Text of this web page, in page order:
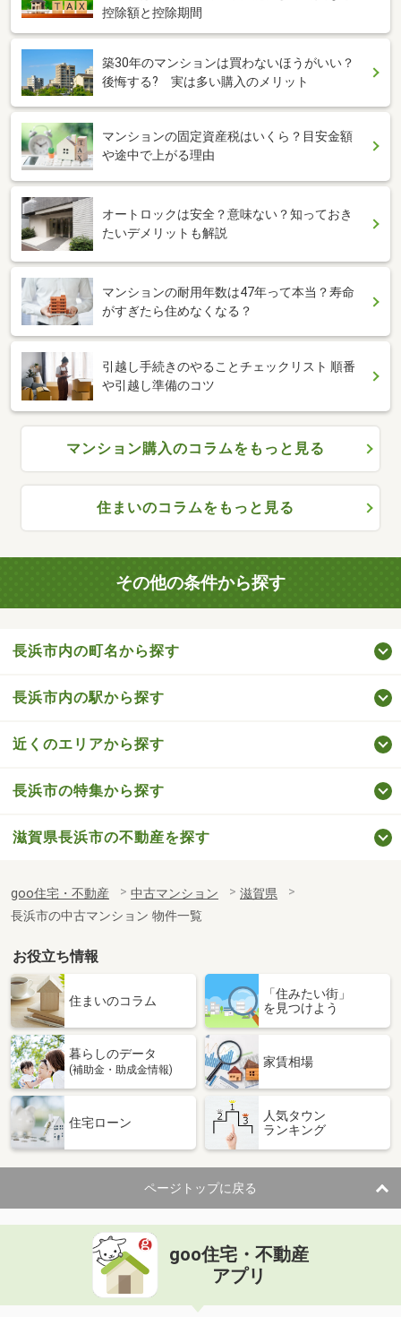
控除額と控除期間
築30年のマンションは買わないほうがいい？
後悔する? 実は多い購入のメリット
マンションの固定資産税はいくら？目安金額
や途中で上がる理由
オートロックは安全？意味ない？知っておき
たいデメリットも解説
マンションの耐用年数は47年って本当？寿命
がすぎたら住めなくなる？
引越し手続きのやることチェックリスト 順番
や引越し準備のコツ
マンション購入のコラムをもっと見る
住まいのコラムをもっと見る
その他の条件から探す
長浜市内の町名から探す
長浜市内の駅から探す
近くのエリアから探す
長浜市の特集から探す
滋賀県長浜市の不動産を探す
goo住宅・不動産 中古マンション
滋賀県
長浜市の中古マンション 物件一覧
お役立ち情報
住まいのコラム
「住みたい街」
を見つけよう
暮らしのデータ
(補助金・助成金情報)
家賃相場
住宅ローン
人気タウン
ランキング
ページトップに戻る
goo住宅・不動産
アプリ